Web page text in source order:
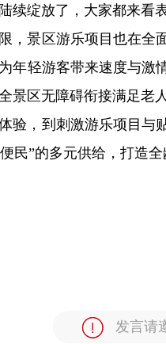
续绽放了，大家都来看
，景区游乐项目也在全
年轻游客带来速度与激
景区无障碍衔接满足老
验，到刺激游乐项目与
民”的多元供给，打造
发言请